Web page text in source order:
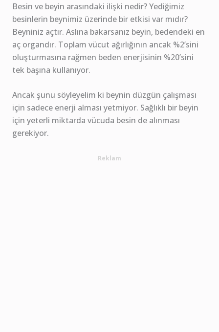
Besin ve beyin arasındaki ilişki nedir? Yediğimiz
besinlerin beynimiz üzerinde bir etkisi var mıdır?
Beyniniz açtır. Aslına bakarsanız beyin, bedendeki en
aç organdır. Toplam vücut ağırlığının ancak %2’sini
oluşturmasına rağmen beden enerjisinin %20’sini
tek başına kullanıyor.
Ancak şunu söyleyelim ki beynin düzgün çalışması
için sadece enerji alması yetmiyor. Sağlıklı bir beyin
için yeterli miktarda vücuda besin de alınması
gerekiyor.
Reklam